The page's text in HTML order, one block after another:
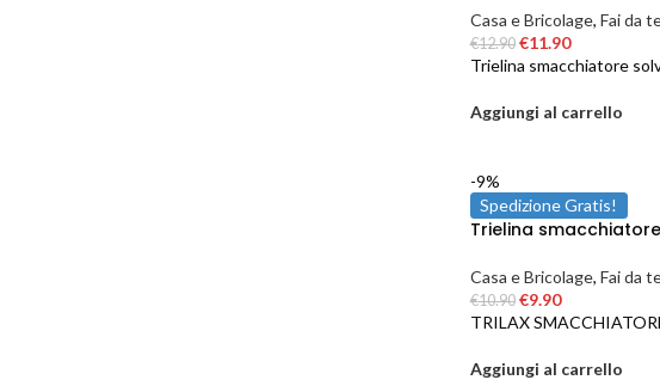
Casa e Bricolage, Fai da
€12.90 €11.90
Trielina smacchiatore
Aggiungi al carrello
-9%
Spedizione Gratis!
Trielina
Casa e Bricolage, Fai da
€10.90 €9.90
TRILAX
Aggiungi al carrello